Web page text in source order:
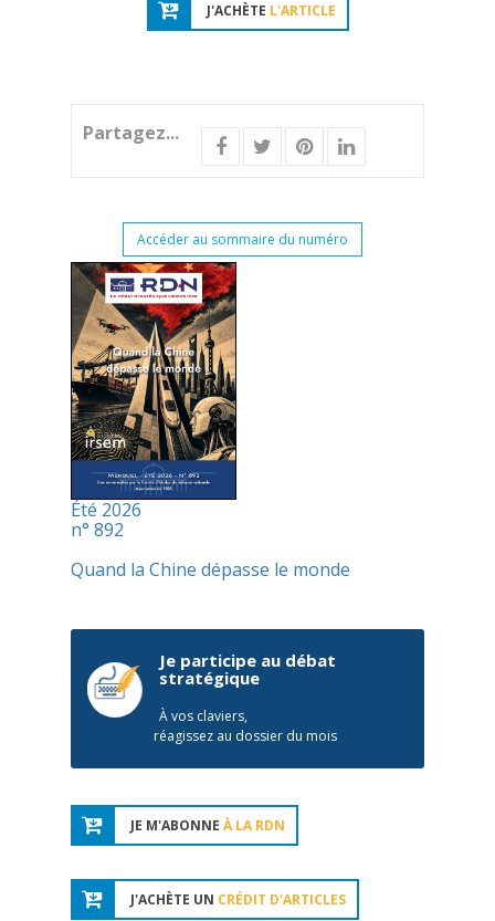
J'ACHÈTE L'ARTICLE
Partagez...
Accéder au sommaire du numéro
Été 2026
n° 892
Quand la Chine dépasse le monde
Je participe au débat
stratégique
À vos claviers,
réagissez au dossier du mois
JE M'ABONNE À LA RDN
J'ACHÈTE UN CRÉDIT D'ARTICLES